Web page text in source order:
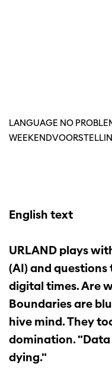
LANGUAGE NO
English text
URLAND plays
(AI) and
digital times. Are
Boundaries are
hive mind. They
domination. "Data
dying."